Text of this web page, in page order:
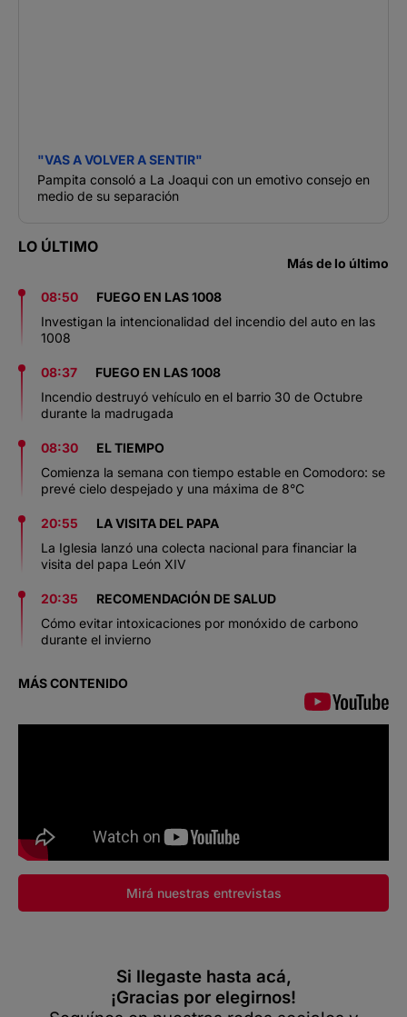
"VAS A VOLVER A SENTIR"
Pampita consoló a La Joaqui con un emotivo consejo en
medio de su separación
LO ÚLTIMO
Más de lo último
08:50
FUEGO EN LAS 1008
Investigan la intencionalidad del incendio del auto en las
1008
08:37
FUEGO EN LAS 1008
Incendio destruyó vehículo en el barrio 30 de Octubre
durante la madrugada
08:30
EL TIEMPO
Comienza la semana con tiempo estable en Comodoro: se
prevé cielo despejado y una máxima de 8°C
20:55
LA VISITA DEL PAPA
La Iglesia lanzó una colecta nacional para financiar la
visita del papa León XIV
20:35
RECOMENDACIÓN DE SALUD
Cómo evitar intoxicaciones por monóxido de carbono
durante el invierno
MÁS CONTENIDO
Mirá nuestras entrevistas
Si llegaste hasta acá,
¡Gracias por elegirnos!